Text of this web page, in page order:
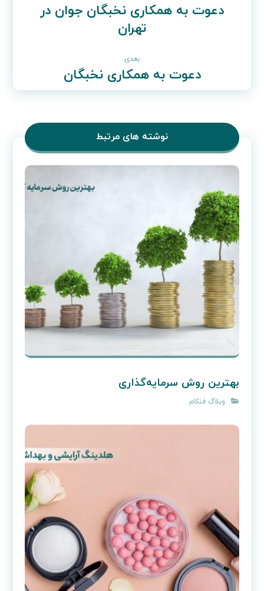
دعوت به همکاری نخبگان جوان در
تهران
بعدی
دعوت به همکاری نخبگان
نوشته های مرتبط
بهترین روش سرمایه‌گذاری
وبلاگ فنکام